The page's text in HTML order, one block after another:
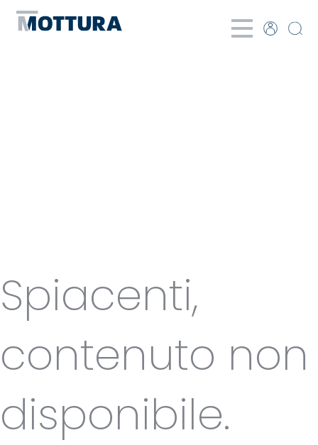
Spiacenti,
contenuto non
disponibile.